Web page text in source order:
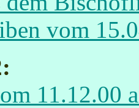
vom
11.12.00